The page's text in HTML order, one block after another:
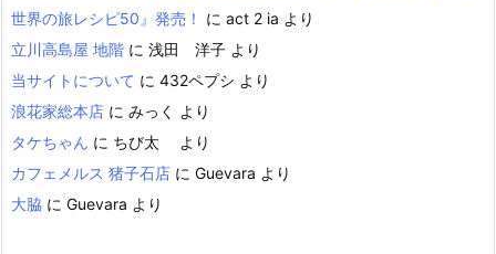
世界の旅レシピ50』発売！
に act 2 ia より
立川高島屋 地階 に 浅田 洋子 より
当サイトについて に 432ペプシ より
浪花家総本店 に みっく
より
タケちゃん に ちび太
より
カフェメルス 猪子石店 に Guevara より
大脇 に Guevara より